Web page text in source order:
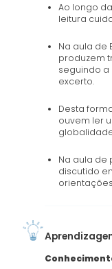
Ao longo
leitura
Na aula de
produzem
seguindo a
excerto.
Desta
ouvem ler
Na aula de
discutido